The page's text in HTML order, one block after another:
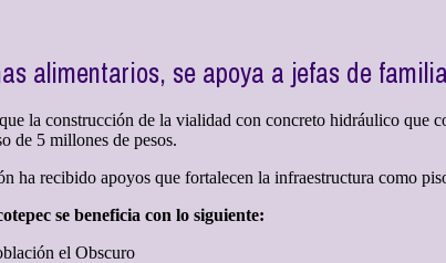
alimentarios, se apoya a jefas de
la construcción de la vialidad con concreto hidráulico que
de 5 millones de pesos.
ha recibido apoyos que fortalecen la infraestructura como
se beneficia con lo siguiente:
el Obscuro